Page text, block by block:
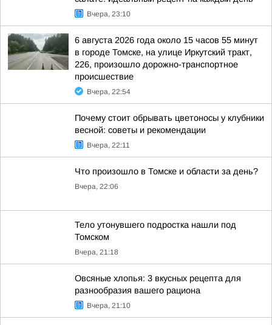
Вчера, 23:10
6 августа 2026 года около 15 часов 55 минут
в городе Томске, на улице Иркутский тракт,
226, произошло дорожно-транспортное
происшествие
Вчера, 22:54
Почему стоит обрывать цветоносы у клубники
весной: советы и рекомендации
Вчера, 22:11
Что произошло в Томске и области за день?
Вчера, 22:06
Тело утонувшего подростка нашли под
Томском
Вчера, 21:18
Овсяные хлопья: 3 вкусных рецепта для
разнообразия вашего рациона
Вчера, 21:10